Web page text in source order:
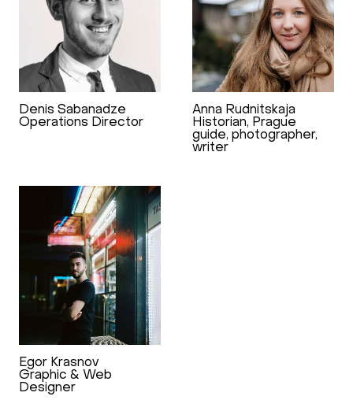
Denis Sabanadze
Operations Director
Anna Rudnitskaja
Historian, Prague
guide, photographer,
writer
Egor Krasnov
Graphic & Web
Designer